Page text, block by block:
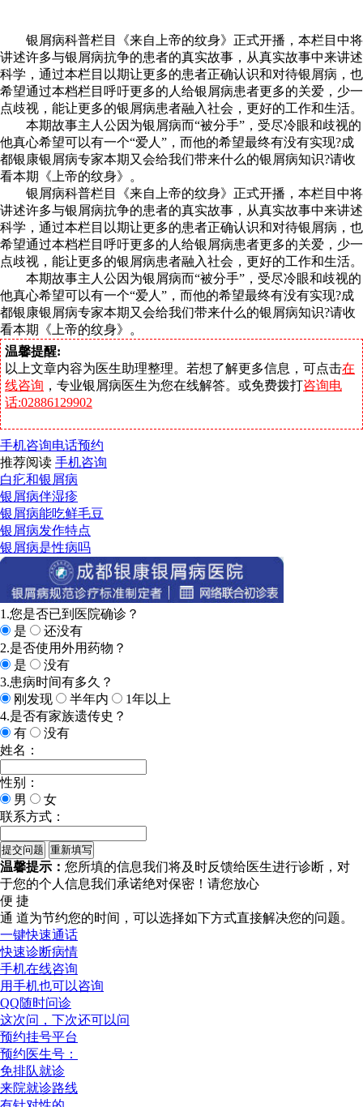
银屑病科普栏目《来自上帝的纹身》正式开播，本栏目中将
讲述许多与银屑病抗争的患者的真实故事，从真实故事中来讲述
科学，通过本栏目以期让更多的患者正确认识和对待银屑病，也
希望通过本档栏目呼吁更多的人给银屑病患者更多的关爱，少一
点歧视，能让更多的银屑病患者融入社会，更好的工作和生活。
本期故事主人公因为银屑病而“被分手”，受尽冷眼和歧视的
他真心希望可以有一个“爱人”，而他的希望最终有没有实现?成
都银康银屑病专家本期又会给我们带来什么的银屑病知识?请收
看本期《上帝的纹身》。
银屑病科普栏目《来自上帝的纹身》正式开播，本栏目中将
讲述许多与银屑病抗争的患者的真实故事，从真实故事中来讲述
科学，通过本栏目以期让更多的患者正确认识和对待银屑病，也
希望通过本档栏目呼吁更多的人给银屑病患者更多的关爱，少一
点歧视，能让更多的银屑病患者融入社会，更好的工作和生活。
本期故事主人公因为银屑病而“被分手”，受尽冷眼和歧视的
他真心希望可以有一个“爱人”，而他的希望最终有没有实现?成
都银康银屑病专家本期又会给我们带来什么的银屑病知识?请收
看本期《上帝的纹身》。
温馨提醒:
以上文章内容为医生助理整理。若想了解更多信息，可点击在
线咨询 ，专业银屑病医生为您在线解答。或免费拨打咨询电
话:02886129902
手机咨询电话预约
推荐阅读 手机咨询
白疕和银屑病
银屑病伴湿疹
银屑病能吃鲜毛豆
银屑病发作特点
银屑病是性病吗
1.您是否已到医院确诊？
是
还没有
2.是否使用外用药物？
是
没有
3.患病时间有多久？
刚发现
半年内
1年以上
4.是否有家族遗传史？
有
没有
姓名：
性别：
男
女
联系方式：
温馨提示： 您所填的信息我们将及时反馈给医生进行诊断，对
于您的个人信息我们承诺绝对保密！请您放心
便 捷
通 道为节约您的时间，可以选择如下方式直接解决您的问题。
一键快速通话
快速诊断病情
手机在线咨询
用手机也可以咨询
QQ随时问诊
这次问，下次还可以问
预约挂号平台
预约医生号：
免排队就诊
来院就诊路线